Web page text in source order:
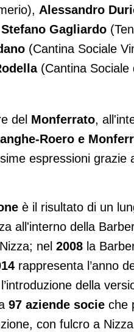
Alessandro
Stefano Gagliardo
(Cantina Sociale
(Cantina Sociale
del Monferrato,
Roero e
espressioni grazie
è il risultato di un
all'interno della
nel 2008 la
rappresenta l’anno
della
97 aziende socie che
con fulcro a